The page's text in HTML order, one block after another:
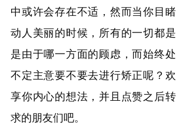
中或许会存在不适，然而当你目
动人美丽的时候，所有的一切都
是由于哪一方面的顾虑，而始终
不定主意要不要去进行矫正呢？
享你内心的想法，并且点赞之后
求的朋友们吧。